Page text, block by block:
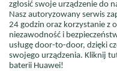
zgłosić swoje urządzenie do
Nasz autoryzowany serwis
24 godzin oraz korzystanie z
niezawodność i
usługę door-to-door, dzięki
swojego urządzenia. Kliknij
baterii Huawei!